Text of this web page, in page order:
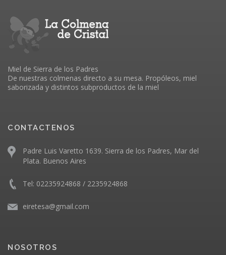
Miel de Sierra de los Padres
De nuestras colmenas directo a su mesa. Propóleos, miel
saborizada y distintos subproductos de la miel
CONTACTENOS
Padre Luis Varetto 1639. Sierra de los Padres, Mar del
Plata. Buenos Aires
Tel: 02235924868 / 2235924868
eiretesa@gmail.com
NOSOTROS